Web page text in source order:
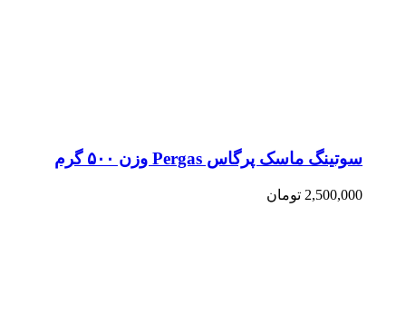
سوتینگ ماسک پرگاس Pergas وزن ۵۰۰ گرم
2,500,000 تومان